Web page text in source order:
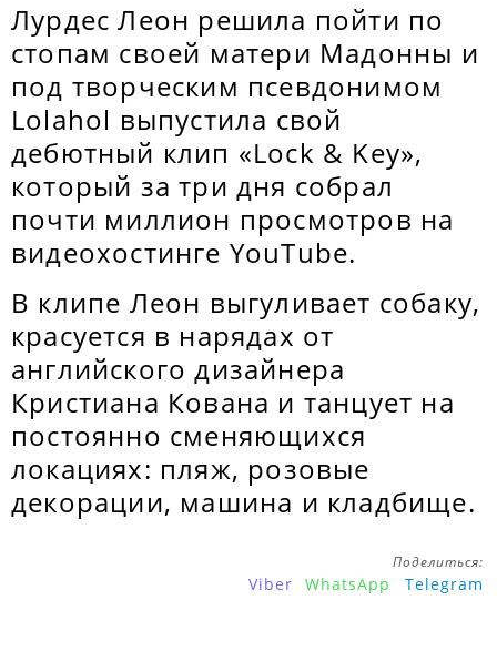
Лурдес Леон решила пойти по
стопам своей матери Мадонны и
под творческим псевдонимом
Lolahol выпустила свой
дебютный клип «Lock & Key»,
который за три дня собрал
почти миллион просмотров на
видеохостинге YouTube.
В клипе Леон выгуливает собаку,
красуется в нарядах от
английского дизайнера
Кристиана Кована и танцует на
постоянно сменяющихся
локациях: пляж, розовые
декорации, машина и кладбище.
Поделиться:
Viber WhatsApp Telegram